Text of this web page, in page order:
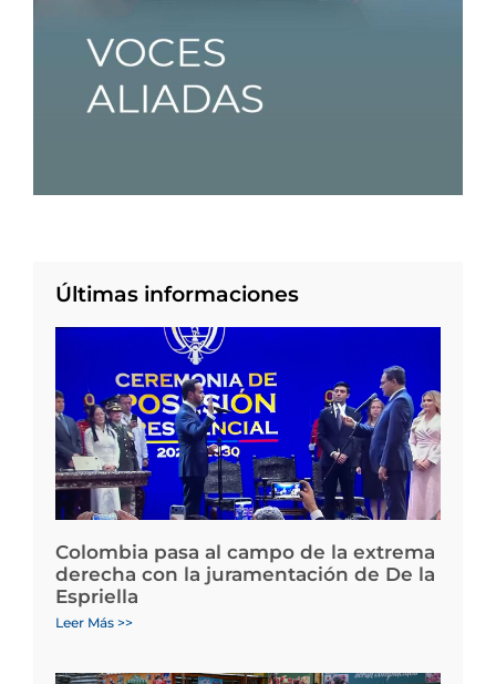
Últimas informaciones
Colombia pasa al campo de la extrema
derecha con la juramentación de De la
Espriella
Leer Más >>